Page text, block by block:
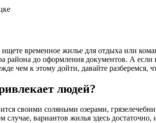
временное жилье для отдыха или
до оформления документов. А если
чем к этому дойти, давайте разберемся,
людей?
своими соляными озерами,
вариантов жилья здесь